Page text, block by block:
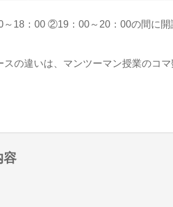
18：00 ②19：00～20：00の間に
の違いは、マンツーマン授業のコマ
容